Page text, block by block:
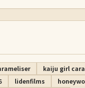
kaiju girl
lidenfilms